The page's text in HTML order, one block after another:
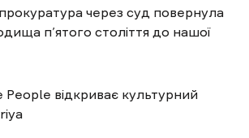
через суд повернула
п’ятого століття до нашої
People відкриває культурний